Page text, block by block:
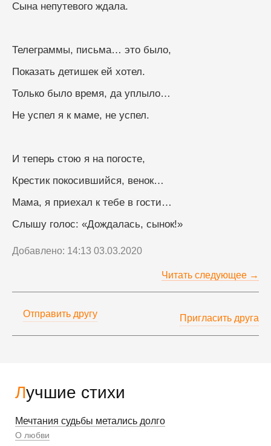
Лучшие стихи
Мечтания судьбы метались долго
О любви
Сына непутевого ждала.
Телеграммы, письма… это было,
Показать детишек ей хотел.
Только было время, да уплыло…
Не успел я к маме, не успел.
И теперь стою я на погосте,
Крестик покосившийся, венок…
Мама, я приехал к тебе в гости…
Слышу голос: «Дождалась, сынок!»
Добавлено: 14:13 03.03.2020
Читать следующее →
Отправить другу Пригласить друга